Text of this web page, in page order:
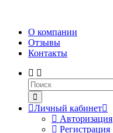
О компании
Отзывы
Контакты
Личный кабинет
Авторизация
Регистрация